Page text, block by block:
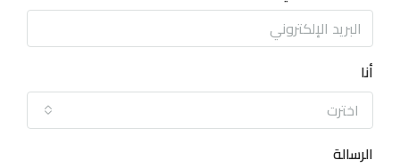
أنا
اخترت
الرسالة